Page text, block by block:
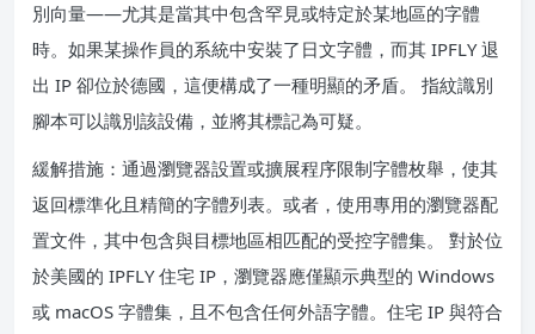
別向量——尤其是當其中包含罕見或特定於某地區的字體
時。如果某操作員的系統中安裝了日文字體，而其 IPFLY 退
出 IP 卻位於德國，這便構成了一種明顯的矛盾。 指紋識別
腳本可以識別該設備，並將其標記為可疑。
緩解措施：通過瀏覽器設置或擴展程序限制字體枚舉，使其
返回標準化且精簡的字體列表。或者，使用專用的瀏覽器配
置文件，其中包含與目標地區相匹配的受控字體集。 對於位
於美國的 IPFLY 住宅 IP，瀏覽器應僅顯示典型的 Windows
或 macOS 字體集，且不包含任何外語字體。住宅 IP 與符合